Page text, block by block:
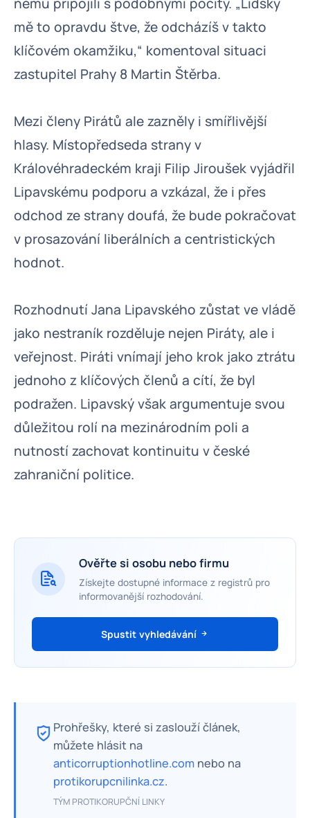
mě to opravdu štve, že odcházíš v takto
klíčovém okamžiku,“ komentoval situaci
zastupitel Prahy 8 Martin Štěrba.
Mezi členy Pirátů ale zazněly i smířlivější
hlasy. Místopředseda strany v
Královéhradeckém kraji Filip Jiroušek vyjádřil
Lipavskému podporu a vzkázal, že i přes
odchod ze strany doufá, že bude pokračovat
v prosazování liberálních a centristických
hodnot.
Rozhodnutí Jana Lipavského zůstat ve vládě
jako nestraník rozděluje nejen Piráty, ale i
veřejnost. Piráti vnímají jeho krok jako ztrátu
jednoho z klíčových členů a cítí, že byl
podražen. Lipavský však argumentuje svou
důležitou rolí na mezinárodním poli a
nutností zachovat kontinuitu v české
zahraniční politice.
Ověřte si osobu nebo firmu
Získejte dostupné informace z registrů pro
informovanější rozhodování.
Spustit vyhledávání
Prohřešky, které si zaslouží článek,
můžete hlásit na
anticorruptionhotline.com nebo na
protikorupcnilinka.cz.
TÝM PROTIKORUPČNÍ LINKY